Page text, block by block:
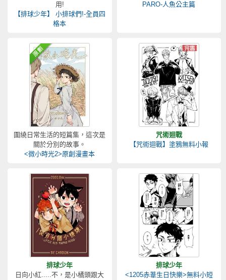
用!
【排球少年】 小排球們!-全員四
格本
PARO-人魚公主篇
圍繞日常生活的短篇集，這次是
關於分別的故事。
<微小時光2>原創漫畫本
咒術迴戰
【咒術迴戰】塗鴉無料小報
排球少年
日向小紅.....不，是小橘頭跟大
排球少年
<1205赤葦生日快樂>無料小短